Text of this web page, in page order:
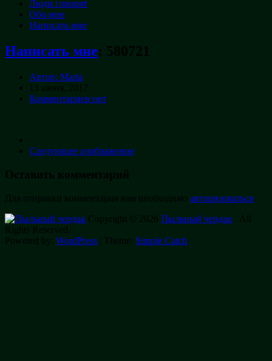
Люди говорят
Обо мне
Написать мне
Написать мне: 580721
Автор: Maria
13 июня, 2017
Комментариев нет
Следующее изображение
Оставить комментарий
Для отправки комментария вам необходимо авторизоваться
Copyright © 2026 Пыльный чердак . All
Rights Reserved.
Powered by: WordPress | Theme: Simple Catch